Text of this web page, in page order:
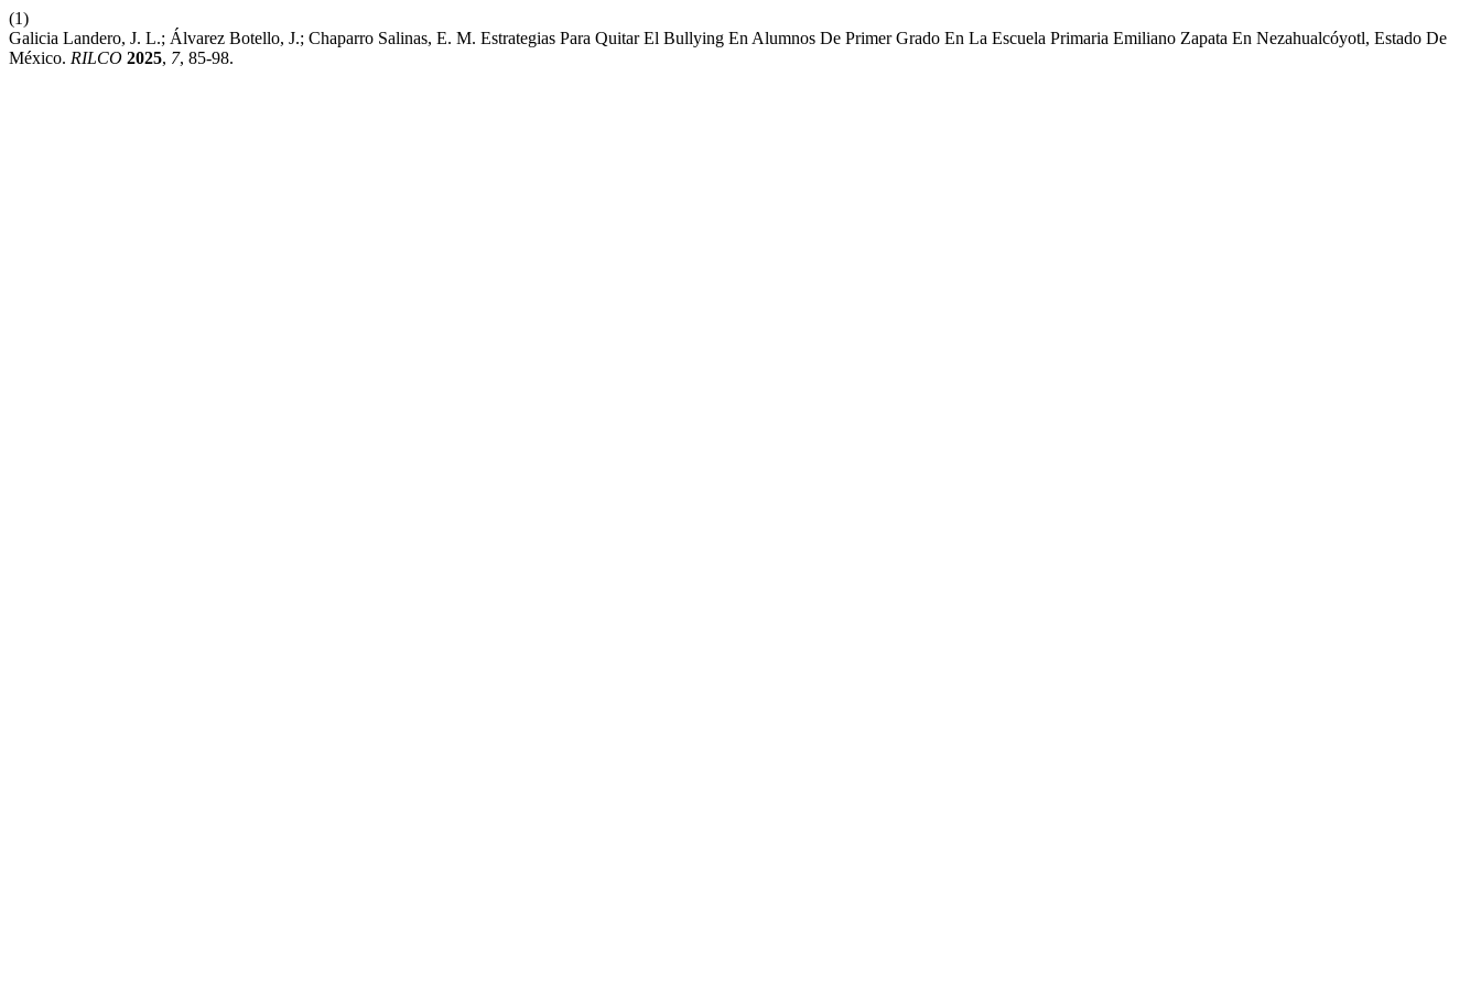
(1)
Galicia Landero, J. L.; Álvarez Botello, J.; Chaparro Salinas, E. M. Estrategias Para Quitar El Bullying En Alumnos De Primer Grado En La Escuela Primaria Emiliano Zapata En Nezahualcóyotl, Estado De
México. RILCO 2025, 7, 85-98.